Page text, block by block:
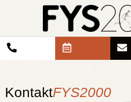
KontaktFYS2000​